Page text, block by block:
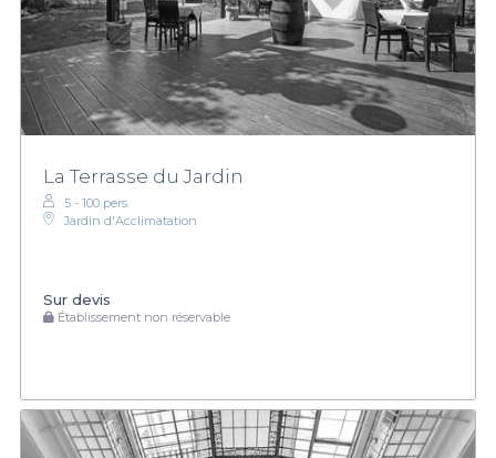
La Terrasse du Jardin
5 - 100 pers.
Jardin d'Acclimatation
Sur devis
Établissement non réservable